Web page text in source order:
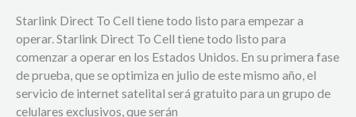
Starlink Direct To Cell tiene todo listo para empezar a
operar. Starlink Direct To Cell tiene todo listo para
comenzar a operar en los Estados Unidos. En su primera fase
de prueba, que se optimiza en julio de este mismo año, el
servicio de internet satelital será gratuito para un grupo de
celulares exclusivos, que serán